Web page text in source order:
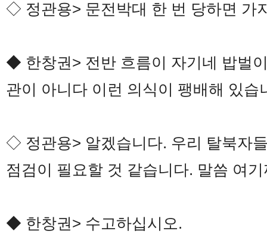
◇ 정관용> 문전박대 한 번 당하면 가
◆ 한창권> 전반 흐름이 자기네 밥벌
관이 아니다 이런 의식이 팽배해 있습
◇ 정관용> 알겠습니다. 우리 탈북자
점검이 필요할 것 같습니다. 말씀 여
◆ 한창권> 수고하십시오.